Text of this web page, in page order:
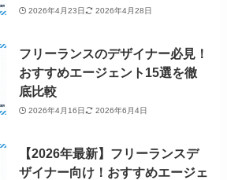
2026年4月23日 2026年4月28日
フリーランスのデザイナー必見！
おすすめエージェント15選を徹
底比較
2026年4月16日 2026年6月4日
【2026年最新】フリーランスデ
ザイナー向け！おすすめエージェ